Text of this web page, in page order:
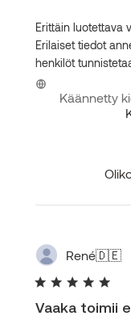
Erittäin luotettava
Erilaiset tiedot
henkilöt
Käännetty
René🇩🇪
Vaaka toimii